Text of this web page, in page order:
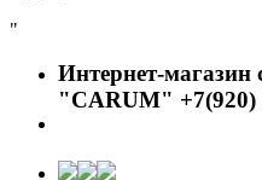
"
Интернет-
"CARUM" +7(920)